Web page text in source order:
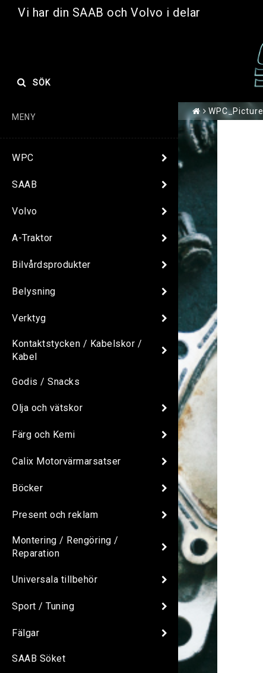
Vi har din SAAB och Volvo i delar
SÖK
MENY
WPC
SAAB
Volvo
A-Traktor
Bilvårdsprodukter
Belysning
Verktyg
Kontaktstycken / Kabelskor /
Kabel
Godis / Snacks
Olja och vätskor
Färg och Kemi
Calix Motorvärmarsatser
Böcker
Present och reklam
Montering / Rengöring /
Reparation
Universala tillbehör
Sport / Tuning
Fälgar
SAAB Söket
WPC_Picture